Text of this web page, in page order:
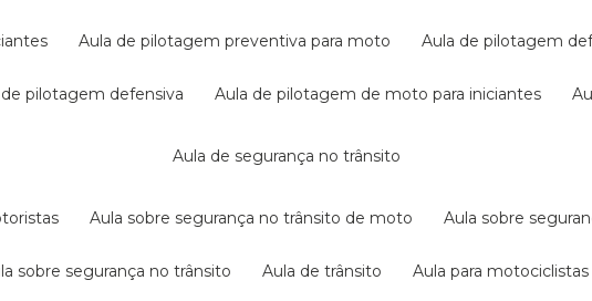
aula de pilotagem preventiva para moto aula de pilotagem
de pilotagem defensiva aula de pilotagem de moto para iniciantes
aula de segurança no trânsito
aula sobre segurança no trânsito de moto aula sobre
sobre segurança no trânsito aula de trânsito aula para motociclistas